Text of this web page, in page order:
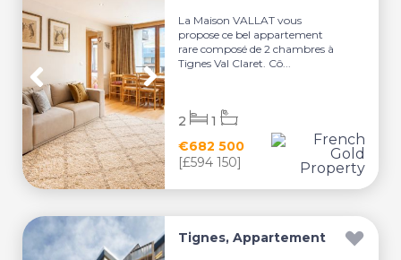
La Maison VALLAT vous
propose ce bel appartement
rare composé de 2 chambres à
Tignes Val Claret. Cô...
€682 500
[£594 150]
2 1
Tignes, Appartement